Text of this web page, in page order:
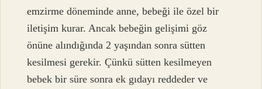
emzirme döneminde anne, bebeği ile özel bir
iletişim kurar. Ancak bebeğin gelişimi göz
önüne alındığında 2 yaşından sonra sütten
kesilmesi gerekir. Çünkü sütten kesilmeyen
bebek bir süre sonra ek gıdayı reddeder ve